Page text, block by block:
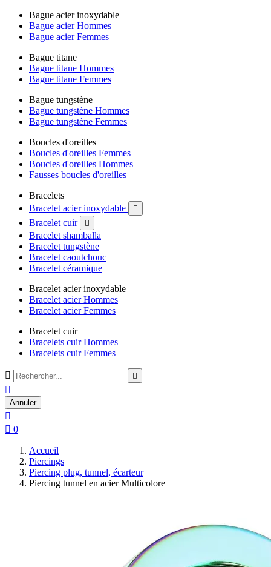
Bague acier inoxydable
Bague acier Hommes
Bague acier Femmes
Bague titane
Bague titane Hommes
Bague titane Femmes
Bague tungstène
Bague tungstène Hommes
Bague tungstène Femmes
Boucles d'oreilles
Boucles d'oreilles Femmes
Boucles d'oreilles Hommes
Fausses boucles d'oreilles
Bracelets
Bracelet acier inoxydable

Bracelet cuir 
Bracelet shamballa
Bracelet tungstène
Bracelet caoutchouc
Bracelet céramique
Bracelet acier inoxydable
Bracelet acier Hommes
Bracelet acier Femmes
Bracelet cuir
Bracelets cuir Hommes
Bracelets cuir Femmes
 

Annuler

 0
Accueil
Piercings
Piercing plug, tunnel, écarteur
Piercing tunnel en acier Multicolore